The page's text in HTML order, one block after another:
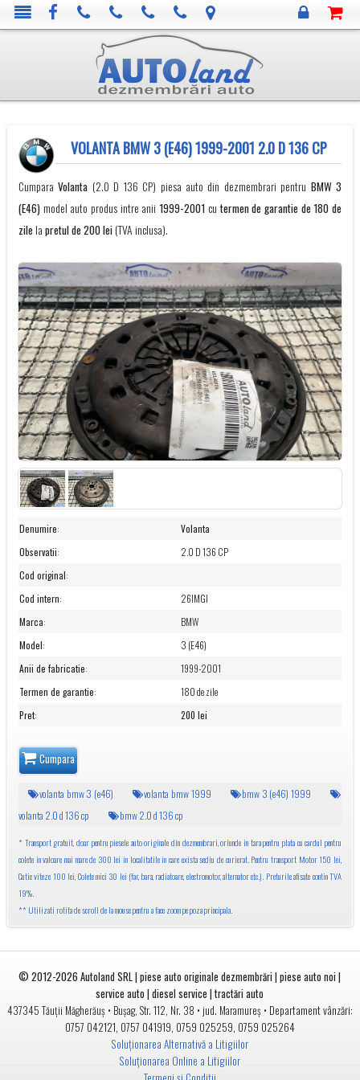
VOLANTA BMW 3 (E46) 1999-2001 2.0 D 136 CP
CumparaVolanta (2.0 D 136 CP) piesa auto din dezmembrari pentru BMW 3
(E46)model auto produs intre anii1999-2001 cutermen de garantie de 180 de
zile la pretul de 200 lei(TVA inclusa).
Denumire:
Volanta
Observatii:
2.0 D 136 CP
Cod original:
Cod intern:
26IMGI
Marca:
BMW
Model:
3 (E46)
Anii de fabricatie:
1999-2001
Termen de garantie:
180 de zile
Pret: 200 lei
Cumpara
volanta bmw 3 (e46) volanta bmw 1999
bmw 3 (e46) 1999
volanta 2.0 d 136 cp
bmw 2.0 d 136 cp
* Transport gratuit, doar pentru piesele auto originale din dezmembrari, oriunde in tara pentru plata cu cardul pentru
colete in valoare mai mare de 300 lei in localitatile in care exista sediu de curierat. Pentru transport Motor 150 lei,
Cutie viteze 100 lei, Colete mici 30 lei (far, bara, radiatoare, electromotor, alternator etc.). Preturile afisate contin TVA
19%.
** Utilizati rotita de scroll de la mouse pentru a face zoom pe poza principala.
© 2012-2026Autoland SRL | piese auto originale dezmembrări | piese auto noi |
service auto | diesel service | tractări auto
437345 Tăuții Măgherăuș• Bușag, Str. 112, Nr. 38 • jud. Maramureș • Departament vânzări:
0757 042121, 0757 041919, 0759 025259, 0759 025264
Soluționarea Alternativă a Litigiilor
Soluționarea Online a Litigiilor